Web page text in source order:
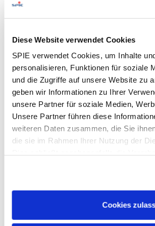
Diese Website verwendet Cookies
SPIE verwendet Cookies, um Inhalte
personalisieren, Funktionen für soziale
und die Zugriffe auf unsere Website zu
geben wir Informationen zu Ihrer
unsere Partner für soziale Medien,
Unsere Partner führen diese
weiteren Daten zusammen, die Sie
die sie im Rahmen Ihrer Nutzung der
Cookies
We Offer:
Verlässlichkeit:Unbefristete
wachsenden Unternehmen, das
Zusammenarbeit setzt
Arbeiten, wo man lebt:
sorgen dafür, dass jeder Abend
verbracht werden kann
Vergütung &
leistungsbezogene und faire
Jubiläumsprämien etc.
Erholung:30 Tage Urlaub
Arbeitssicherheitsstandards und
Werkzeug, Arbeitshandy sowie